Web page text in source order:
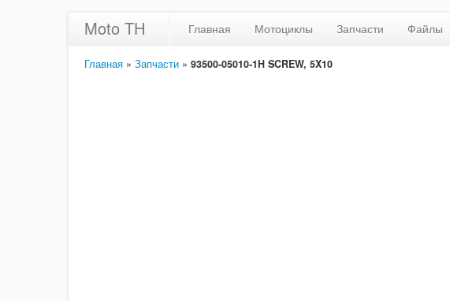
Moto TH Главная Мотоциклы Запчасти Файлы
Главная » Запчасти » 93500-05010-1H SCREW, 5X10